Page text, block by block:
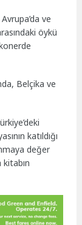
ve
öykü
Belçika ve
katıldığı
değer